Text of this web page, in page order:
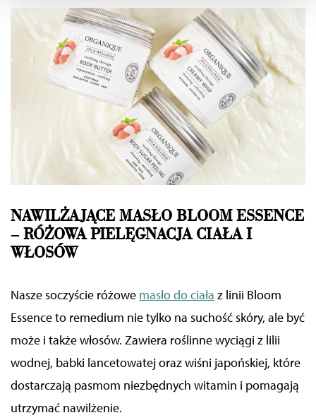
reklam, aby oferować Ci funkcje społecznościowe i
analizować ruch w naszych witrynach. Informacje o tym,
jak korzystać z naszej aplikacji, udostępniania
społecznościowego, dostępnego w aplikacji. Partnerzy
mogą udostępniać te informacje z innych urządzeń
elektrycznych od Ciebie lub uzyskiwanych podczas
korzystania z ich usług.
NAWILŻAJĄCE MASŁO BLOOM ESSENCE
– RÓŻOWA PIELĘGNACJA CIAŁA I
WŁOSÓW
Nasze soczyście różowe masło do ciała z linii Bloom
Essence to remedium nie tylko na suchość skóry, ale być
może i także włosów. Zawiera roślinne wyciągi z lilii
wodnej, babki lancetowatej oraz wiśni japońskiej, które
dostarczają pasmom niezbędnych witamin i pomagają
utrzymać nawilżenie.